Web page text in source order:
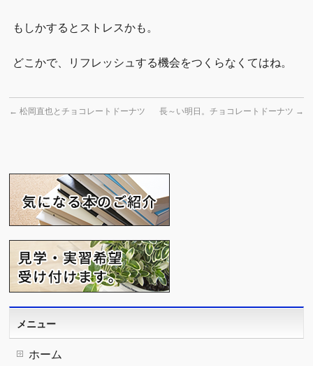
もしかするとストレスかも。
どこかで、リフレッシュする機会をつくらなくてはね。
← 松岡直也とチョコレートドーナツ 長～い明日。チョコレートドーナツ →
メニュー
ホーム